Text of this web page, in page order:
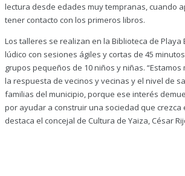
lectura desde edades muy tempranas, cuando
tener contacto con los primeros libros.
Los talleres se realizan en la Biblioteca de Playa
lúdico con sesiones ágiles y cortas de 45
grupos pequeños de 10 niños y niñas.
la respuesta de vecinos y vecinas y el nivel de
familias del municipio, porque ese interés
por ayudar a construir una sociedad que crezca
destaca el concejal de Cultura de Yaiza, César